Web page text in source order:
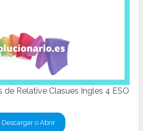
de Relative Clasues Ingles 4 ESO
Descargar o Abrir